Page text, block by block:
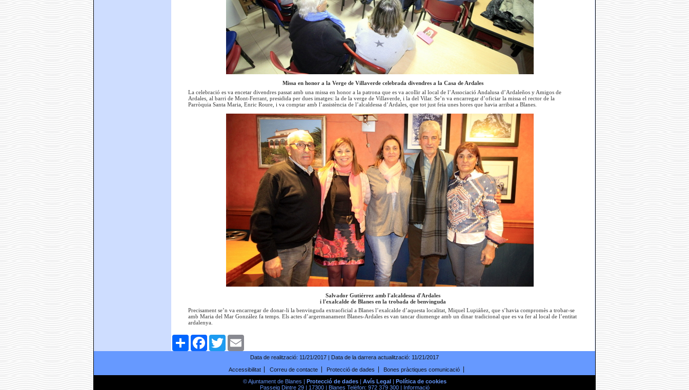
Missa en honor a la Verge de Villaverde celebrada divendres a la Casa de Ardales
La celebració es va encetar divendres passat amb una missa en honor a la patrona que es va acollir al local de l’Associació Andalusa d’Ardaleños y Amigos de
Ardales, al barri de Mont-Ferrant, presidida per dues imatges: la de la verge de Villaverde, i la del Vilar. Se’n va encarregar d’oficiar la missa el rector de la
Parròquia Santa Maria, Enric Roure, i va comptar amb l’assistència de l’alcaldessa d’Ardales, que tot just feia unes hores que havia arribat a Blanes.
Salvador Gutiérrez amb l'alcaldessa d'Ardales
i l'exalcalde de Blanes en la trobada de benvinguda
Precisament se’n va encarregar de donar-li la benvinguda extraoficial a Blanes l’exalcalde d’aquesta localitat, Miquel Lupiáñez, que s’havia compromès a trobar-se
amb Maria del Mar González fa temps. Els actes d’argermanament Blanes-Ardales es van tancar diumenge amb un dinar tradicional que es va fer al local de l’entitat
ardalenya.
ComparteixFacebookTwitter
Data de realització: 11/21/2017 | Data de la darrera actualització: 11/21/2017
Accessibilitat
Correu de contacte Protecció de dades
Bones pràctiques comunicació
© Ajuntament de Blanes | Protecció de dades| Avís Legal| Política de cookies
Passeig Dintre 29 | 17300 | Blanes Telèfon: 972 379 300 | Informació